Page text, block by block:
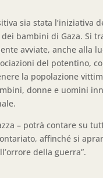
sia stata l’iniziativa
bambini di Gaza. Si
avviate, anche alla
del potentino,
la popolazione
donne e uomini
– potrà contare su
affinché si
della guerra”.